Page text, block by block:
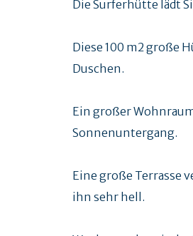
Die Surferhütte lädt
Diese 100 m2 große
Duschen.
Ein großer
Sonnenuntergang.
Eine große Terrasse
ihn sehr hell.